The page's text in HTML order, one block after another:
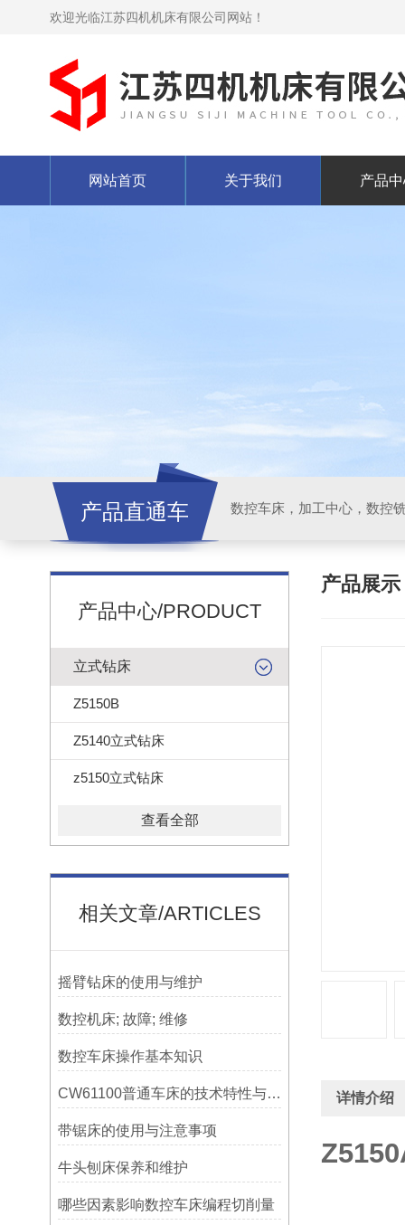
欢迎光临江苏四机机床有限公司网站！
网站首页 关于我们 产品
产品直通车
产品中心/PRODUCT
立式钻床
Z5150B
Z5140立式钻床
z5150立式钻床
查看全部
相关文章/ARTICLES
摇臂钻床的使用与维护
数控机床; 故障; 维修
数控车床操作基本知识
CW61100普通车床的技术特性与操作优势
带锯床的使用与注意事项
牛头刨床保养和维护
哪些因素影响数控车床编程切削量
产品展示
详情介绍